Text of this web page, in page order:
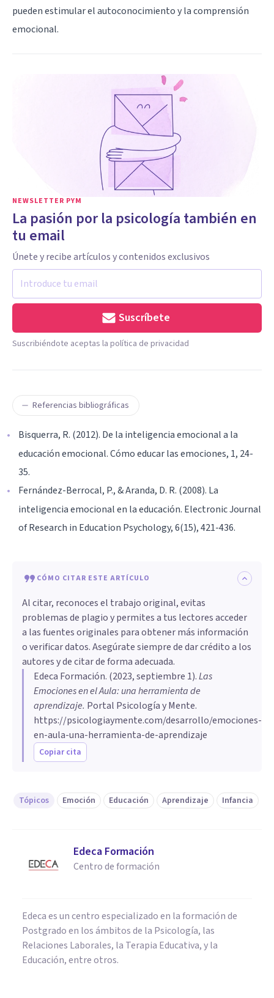
pueden estimular el autoconocimiento y la comprensión
emocional.
NEWSLETTER PYM
La pasión por la psicología también en
tu email
Únete y recibe artículos y contenidos exclusivos
Suscríbete
Suscribiéndote aceptas la política de privacidad
Referencias bibliográficas
Bisquerra, R. (2012). De la inteligencia emocional a la
educación emocional. Cómo educar las emociones, 1, 24-
35.
Fernández-Berrocal, P., & Aranda, D. R. (2008). La
inteligencia emocional en la educación. Electronic Journal
of Research in Education Psychology, 6(15), 421-436.
CÓMO CITAR ESTE ARTÍCULO
Al citar, reconoces el trabajo original, evitas
problemas de plagio y permites a tus lectores acceder
a las fuentes originales para obtener más información
o verificar datos. Asegúrate siempre de dar crédito a los
autores y de citar de forma adecuada.
Edeca Formación. (2023, septiembre 1).Las
Emociones en el Aula: una herramienta de
aprendizaje. Portal Psicología y Mente.
https://psicologiaymente.com/desarrollo/emociones-
en-aula-una-herramienta-de-aprendizaje
Copiar cita
Tópicos Emoción Educación Aprendizaje Infancia
Edeca Formación
Centro de formación
Edeca es un centro especializado en la formación de
Postgrado en los ámbitos de la Psicología, las
Relaciones Laborales, la Terapia Educativa, y la
Educación, entre otros.